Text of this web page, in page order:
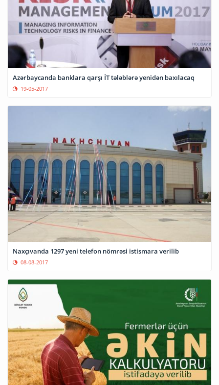
Azərbaycanda banklara qarşı İT tələblərə yenidən baxılacaq
19-05-2017
Naxçıvanda 1297 yeni telefon nömrəsi istismara verilib
08-08-2017